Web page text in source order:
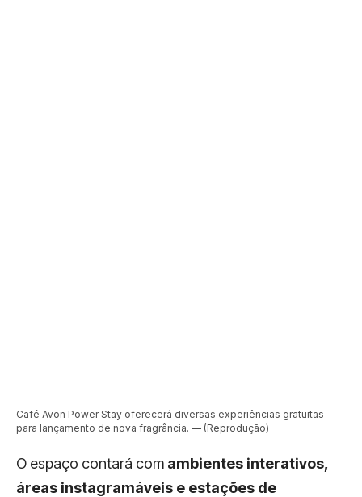
Café Avon Power Stay oferecerá diversas experiências gratuitas
para lançamento de nova fragrância. — (Reprodução)
O espaço contará com ambientes interativos,
áreas instagramáveis e estações de